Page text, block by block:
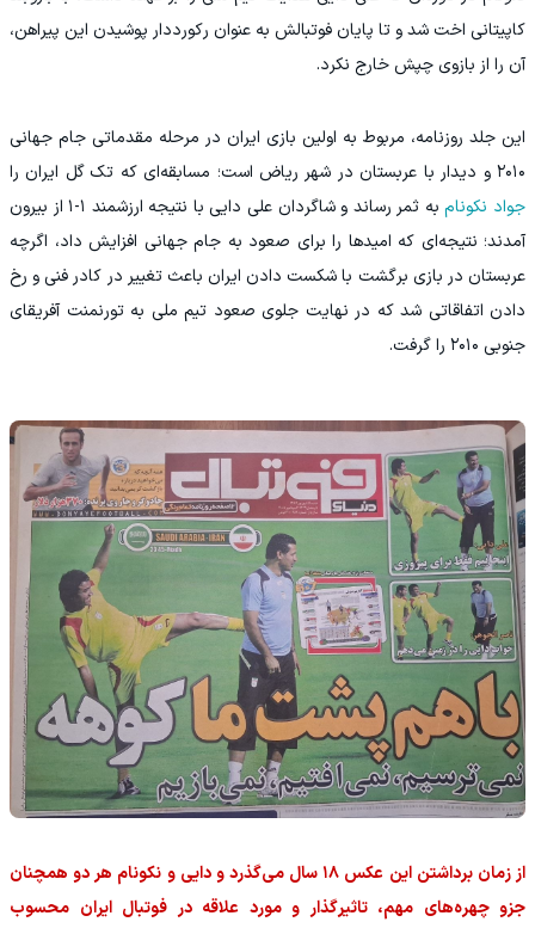
کاپیتانی اخت شد و تا پایان فوتبالش به عنوان رکورددار پوشیدن این پیراهن،
آن را از بازوی چپش خارج نکرد.
این جلد روزنامه، مربوط به اولین بازی ایران در مرحله مقدماتی جام جهانی
۲۰۱۰ و دیدار با عربستان در شهر ریاض است؛ مسابقه‌ای که تک گل ایران را
جواد نکونام
به ثمر رساند و شاگردان علی دایی با نتیجه ارزشمند ۱-۱ از بیرون
آمدند؛ نتیجه‌ای که امیدها را برای صعود به جام جهانی افزایش داد، اگرچه
عربستان در بازی برگشت با شکست دادن ایران باعث تغییر در کادر فنی و رخ
دادن اتفاقاتی شد که در نهایت جلوی صعود تیم ملی به تورنمنت آفریقای
جنوبی ۲۰۱۰ را گرفت.
از زمان برداشتن این عکس ۱۸ سال می‌گذرد و دایی و نکونام هر دو همچنان
جزو چهره‌های مهم، تاثیرگذار و مورد علاقه در فوتبال ایران محسوب